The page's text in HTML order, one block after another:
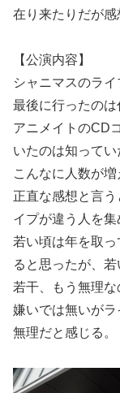
在り来たりだが感
【公演内容】
シャニマスのライ
最後に行ったのは
アニメイトのCD
いたのは知ってい
こんなに人数が増
正直な感想と言
イプが違う人を集
若い頃は年を取
ると思ったが、
若干、もう無理な
嫌いでは無いが
無理だと感じる。